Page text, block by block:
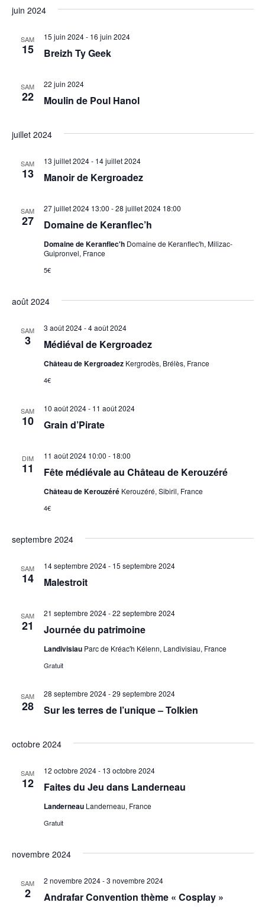
juin 2024
SAM
15 Breizh Ty Geek
15 juin 2024- 16 juin 2024
SAM
22 Moulin de Poul Hanol
22 juin 2024
juillet 2024
SAM
13 Manoir de Kergroadez
13 juillet 2024- 14 juillet 2024
SAM
27 Domaine de Keranflec’h
27 juillet 2024 13:00 -28 juillet 2024 18:00
Domaine de Keranflec'h Domaine de Keranflec'h, Milizac-
Guipronvel, France
5€
août 2024
SAM
3 Médiéval de Kergroadez
3 août 2024-4 août 2024
Château de Kergroadez Kergrodès, Brélès, France
4€
SAM
10 Grain d’Pirate
10 août 2024- 11 août 2024
DIM
11 Fête médiévale au Château de Kerouzéré
11 août 2024 10:00 - 18:00
Château de Kerouzéré Kerouzéré, Sibiril, France
4€
septembre 2024
SAM
14 Malestroit
14 septembre 2024- 15 septembre 2024
SAM
21 Journée du patrimoine
21 septembre 2024-22 septembre 2024
Landivisiau Parc de Kréac'h Kélenn, Landivisiau, France
Gratuit
SAM
28 Sur les terres de l’unique – Tolkien
28 septembre 2024-29 septembre 2024
octobre 2024
SAM
12 Faites du Jeu dans Landerneau
12 octobre 2024- 13 octobre 2024
Landerneau Landerneau, France
Gratuit
novembre 2024
SAM
2 Andrafar Convention thème « Cosplay »
2 novembre 2024-3 novembre 2024